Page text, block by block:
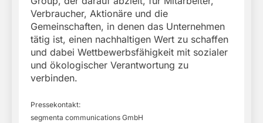
Verbraucher, Aktionäre und die
Gemeinschaften, in denen das Unternehmen
tätig ist, einen nachhaltigen Wert zu schaffen
und dabei Wettbewerbsfähigkeit mit sozialer
und ökologischer Verantwortung zu
verbinden.
Pressekontakt:
segmenta communications GmbH